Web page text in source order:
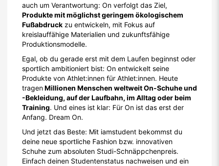
auch um Verantwortung: On verfolgt das Ziel,
Produkte mit möglichst geringem ökologischem
Fußabdruck zu entwickeln, mit Fokus auf
kreislauffähige Materialien und zukunftsfähige
Produktionsmodelle.
Egal, ob du gerade erst mit dem Laufen beginnst oder
sportlich ambitioniert bist: On entwickelt seine
Produkte von Athlet:innen für Athlet:innen. Heute
tragenMillionen Menschen weltweit On-Schuhe und
-Bekleidung, auf der Laufbahn, im Alltag oder beim
Training. Und eines ist klar: Für On ist das erst der
Anfang. Dream On.
Und jetzt das Beste: Mit iamstudent bekommst du
deine neue sportliche Fashion bzw. innovativen
Schuhe zum absoluten Studi-Schnäppchenpreis.
Einfach deinen Studentenstatus nachweisen und ein